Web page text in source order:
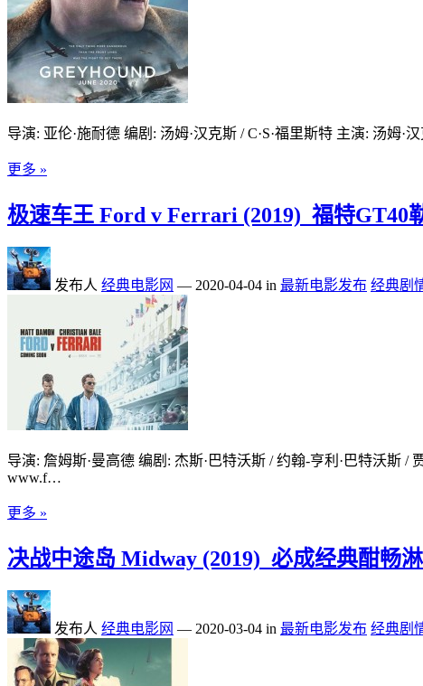
导演: 亚伦·施耐德 编剧: 汤姆·汉克斯 / C·S·福里斯特 主演: 汤姆
更多 »
极速车王 Ford v Ferrari (2019)_福特GT40
发布人 经典电影网 — 2020-04-04 in 最新电影发布 经典剧
导演: 詹姆斯·曼高德 编剧: 杰斯·巴特沃斯 / 约翰-亨利·巴特沃斯 /
www.f…
更多 »
决战中途岛 Midway (2019)_必成经典酣畅
发布人 经典电影网 — 2020-03-04 in 最新电影发布 经典剧